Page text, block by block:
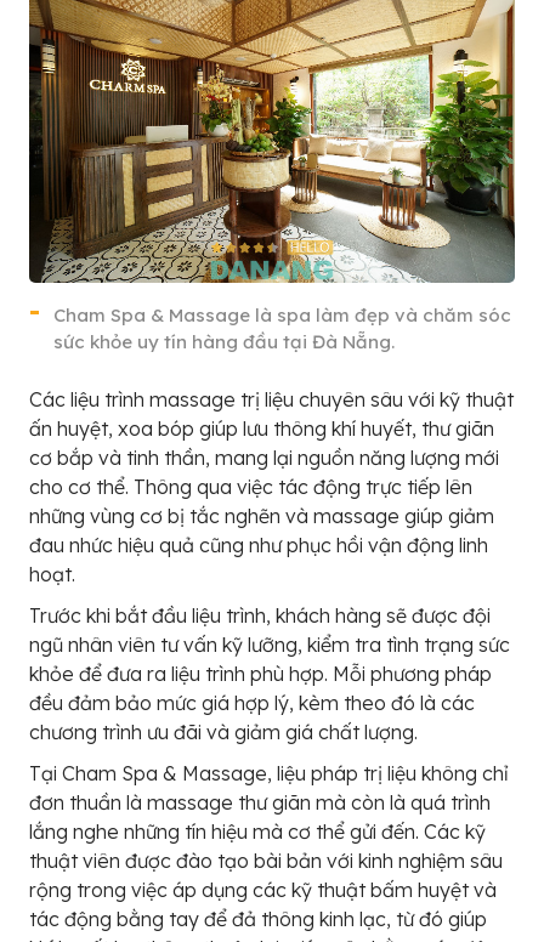
Cham Spa & Massage là spa làm đẹp và chăm sóc
sức khỏe uy tín hàng đầu tại Đà Nẵng.
Các liệu trình massage trị liệu chuyên sâu với kỹ thuật
ấn huyệt, xoa bóp giúp lưu thông khí huyết, thư giãn
cơ bắp và tinh thần, mang lại nguồn năng lượng mới
cho cơ thể. Thông qua việc tác động trực tiếp lên
những vùng cơ bị tắc nghẽn và massage giúp giảm
đau nhức hiệu quả cũng như phục hồi vận động linh
hoạt.
Trước khi bắt đầu liệu trình, khách hàng sẽ được đội
ngũ nhân viên tư vấn kỹ lưỡng, kiểm tra tình trạng sức
khỏe để đưa ra liệu trình phù hợp. Mỗi phương pháp
đều đảm bảo mức giá hợp lý, kèm theo đó là các
chương trình ưu đãi và giảm giá chất lượng.
Tại Cham Spa & Massage, liệu pháp trị liệu không chỉ
đơn thuần là massage thư giãn mà còn là quá trình
lắng nghe những tín hiệu mà cơ thể gửi đến. Các kỹ
thuật viên được đào tạo bài bản với kinh nghiệm sâu
rộng trong việc áp dụng các kỹ thuật bấm huyệt và
tác động bằng tay để đả thông kinh lạc, từ đó giúp